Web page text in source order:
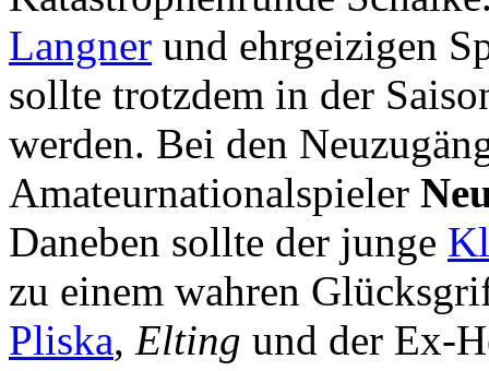
Langner und ehrgeizigen
sollte trotzdem in der
werden. Bei den
Amateurnationalspieler
Daneben sollte der junge
zu einem wahren
Pliska, Elting und der Ex-